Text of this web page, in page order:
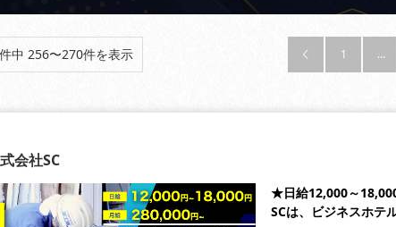
中 256〜270件を表示  1 …
会社SC
★日給12,000～
SCは、ビジネスホテ